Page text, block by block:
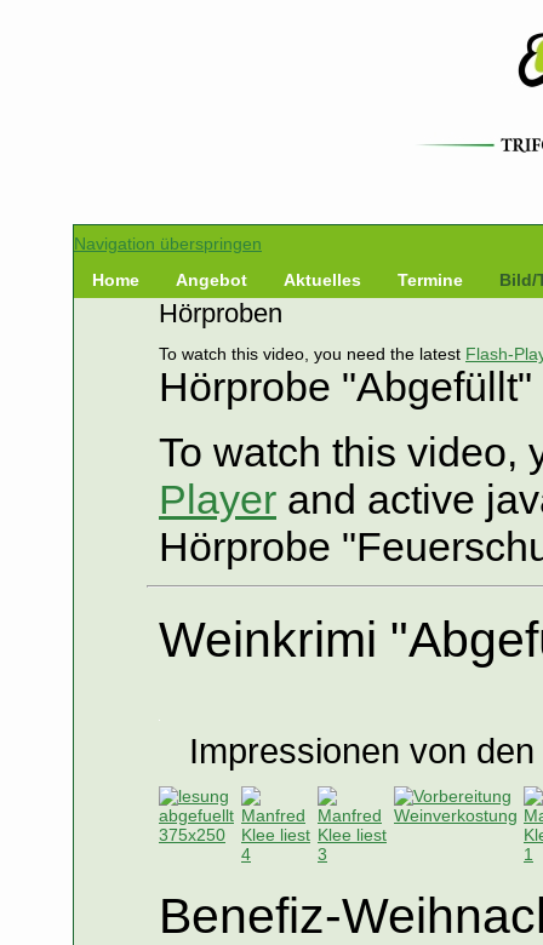
Navigation überspringen
Home
Angebot Aktuelles Termine Bild/
Hörproben
To watch this video, you need the latest Flash-
Hörprobe "Abgefüllt"
To watch this video,
Player and active
Hörprobe
Weinkrimi
Impressionen von
Benefiz-